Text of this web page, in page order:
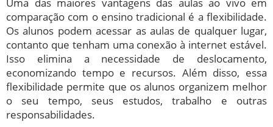
Uma das maiores vantagens das aulas ao vivo em
comparação com o ensino tradicional é a flexibilidade.
Os alunos podem acessar as aulas de qualquer lugar,
contanto que tenham uma conexão à internet estável.
Isso elimina a necessidade de deslocamento,
economizando tempo e recursos. Além disso, essa
flexibilidade permite que os alunos organizem melhor
o seu tempo, seus estudos, trabalho e outras
responsabilidades.